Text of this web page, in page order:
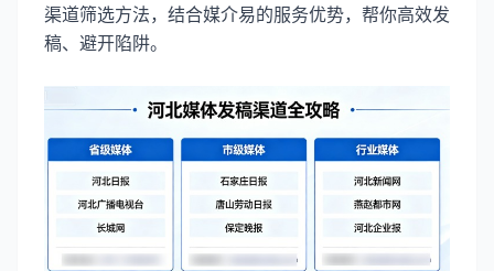
渠道筛选方法，结合媒介易的服务优势，帮你高效发
稿、避开陷阱。